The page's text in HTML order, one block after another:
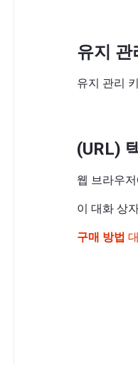
유지 관
유지 관리
(URL)
웹 브라우
이 대화 상
구매 방법